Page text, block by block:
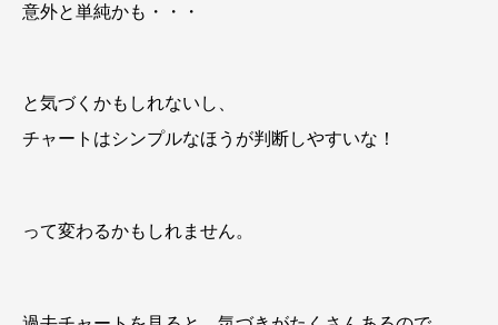
意外と単純かも・・・
と気づくかもしれないし、
チャートはシンプルなほうが判断しやすいな！
って変わるかもしれません。